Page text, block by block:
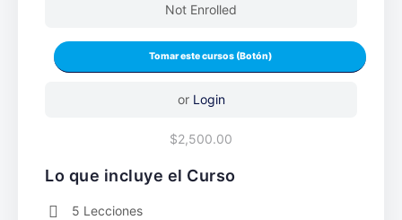
Not Enrolled
or Login
$2,500.00
Lo que incluye el Curso
5 Lecciones